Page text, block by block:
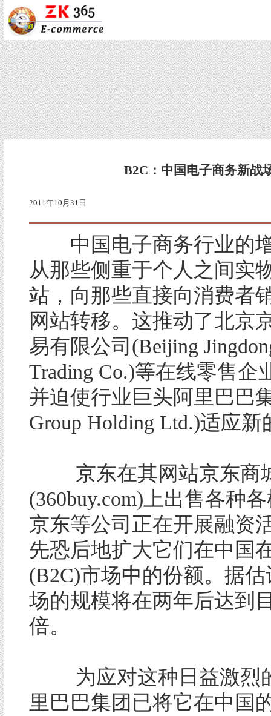
B2C：中国电子商务新战
2011年10月31日
中国电子商务行业的
从那些侧重于个人之间实
站，向那些直接向消费者
网站转移。这推动了北京
易有限公司(Beijing
Trading Co.)等在线零售企
并迫使行业巨头阿里巴巴
Group Holding Ltd.)适应新
京东在其网站京东商
(360buy.com)上出售各种
京东等公司正在开展融资
先恐后地扩大它们在中国
(B2C)市场中的份额。据
场的规模将在两年后达到
倍。
为应对这种日益激烈
里巴巴集团已将它在中国